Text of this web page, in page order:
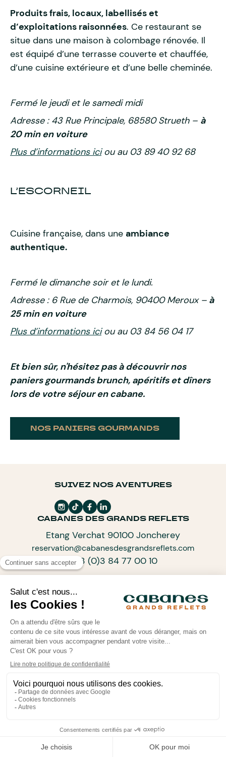
Produits frais, locaux, labellisés et
d’exploitations raisonnées. Ce restaurant se
situe dans une maison à colombage rénovée. Il
est équipé d’une terrasse couverte et chauffée,
d’une cuisine extérieure et d’une belle cheminée.
Fermé le jeudi et le samedi midi
Adresse : 43 Rue Principale, 68580 Strueth – à
20 min en voiture
Plus d’informations iciou au 03 89 40 92 68
L’ESCORNEIL
Cuisine française, dans une ambiance
authentique.
Fermé le dimanche soir et le lundi.
Adresse : 6 Rue de Charmois, 90400 Meroux – à
25 min en voiture
Plus d’informations iciou au 03 84 56 04 17
Et bien sûr, n'hésitez pas à découvrir nos
paniers gourmands brunch, apéritifs et dîners
lors de votre séjour en cabane.
NOS PANIERS GOURMANDS
SUIVEZ NOS AVENTURES
CABANES DES GRANDS REFLETS
Etang Verchat 90100 Joncherey
reservation@cabanesdesgrandsreflets.com
+33 (0)3 84 77 00 10
ARTISANS D’UN TOURISME DE PROGRÈS
ABONNEZ-VOUS À NOTRE NEWSLETTER
Politique de confidentialité
Powered by